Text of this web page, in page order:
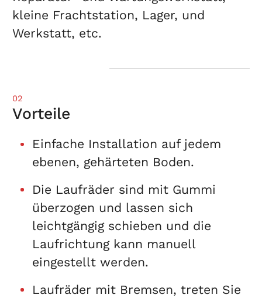
kleine Frachtstation, Lager, und
Werkstatt, etc.
02
Vorteile
Einfache Installation auf jedem
ebenen, gehärteten Boden.
Die Laufräder sind mit Gummi
überzogen und lassen sich
leichtgängig schieben und die
Laufrichtung kann manuell
eingestellt werden.
Laufräder mit Bremsen, treten Sie